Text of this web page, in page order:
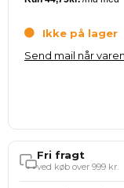
Ikke på lager
Send mail når
Fri fragt
ved køb over 999 kr.